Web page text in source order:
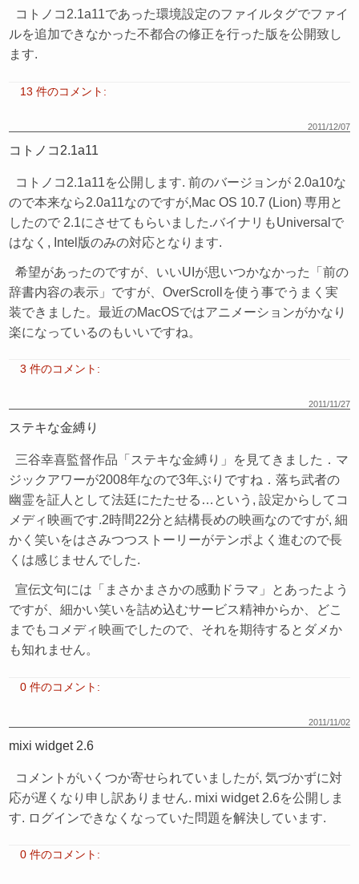
コトノコ2.1a11であった環境設定のファイルタグでファイ
ルを追加できなかった不都合の修正を行った版を公開致し
ます.
13 件のコメント:
2011/12/07
コトノコ2.1a11
コトノコ2.1a11を公開します. 前のバージョンが 2.0a10な
ので本来なら2.0a11なのですが,Mac OS 10.7 (Lion) 専用と
したので 2.1にさせてもらいました.バイナリもUniversalで
はなく, Intel版のみの対応となります.
希望があったのですが、いいUIが思いつかなかった「前の
辞書内容の表示」ですが、OverScrollを使う事でうまく実
装できました。最近のMacOSではアニメーションがかなり
楽になっているのもいいですね。
3 件のコメント:
2011/11/27
ステキな金縛り
三谷幸喜監督作品「ステキな金縛り」を見てきました．マ
ジックアワーが2008年なので3年ぶりですね．落ち武者の
幽霊を証人として法廷にたたせる…という, 設定からしてコ
メディ映画です.2時間22分と結構長めの映画なのですが, 細
かく笑いをはさみつつストーリーがテンポよく進むので長
くは感じませんでした.
宣伝文句には「まさかまさかの感動ドラマ」とあったよう
ですが、細かい笑いを詰め込むサービス精神からか、どこ
までもコメディ映画でしたので、それを期待するとダメか
も知れません。
0 件のコメント:
2011/11/02
mixi widget 2.6
コメントがいくつか寄せられていましたが, 気づかずに対
応が遅くなり申し訳ありません. mixi widget 2.6を公開しま
す. ログインできなくなっていた問題を解決しています.
0 件のコメント: